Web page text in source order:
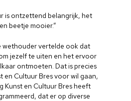
is ontzettend belangrijk, het
beetje mooier.”
wethouder vertelde ook dat
jezelf te uiten en het ervoor
ontmoeten. Dat is precies
en Cultuur Bres voor wil gaan,
Kunst en Cultuur Bres heeft
dat er op diverse